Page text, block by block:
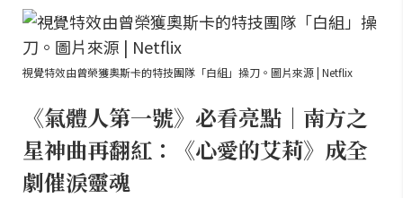
視覺特效由曾榮獲奧斯卡的特技團隊「白組」操刀。圖片來源 | Netflix
《氣體人第一號》必看亮點｜南方之
星神曲再翻紅：《心愛的艾莉》成全
劇催淚靈魂